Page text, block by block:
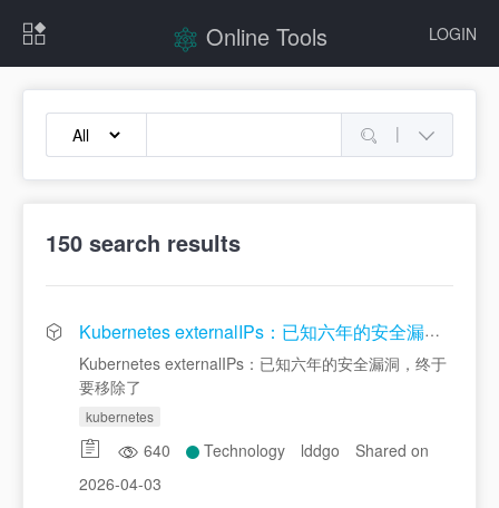
LOGIN
Online Tools
|
150 search results
Kubernetes externalIPs：已知六年的安全漏洞，终于要移除了
Kubernetes externalIPs：已知六年的安全漏洞，终于
要移除了
kubernetes
640 Technology lddgo
Shared on
2026-04-03